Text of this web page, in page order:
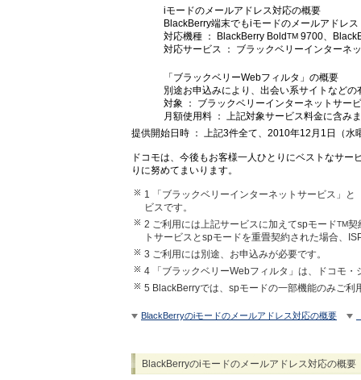
iモードのメールアドレス対応の概要
BlackBerry端末でもiモードのメールアドレ
対応機種 ： BlackBerry BoldTM 9700、
対応サービス ： ブラックベリーインターネ
「ブラックベリーWebフィルタ」の概要
別途お申込みにより、出会い系サイトなど
対象 ： ブラックベリーインターネットサー
月額使用料 ： 上記対象サービス料金に含み
提供開始日時 ： 上記3件全て、2010年12月1日（水
ドコモは、今後もお客様一人ひとりにベストなサ
りに努めてまいります。
1 「ブラックベリーインターネットサービス」
ビスです。
2 ご利用には上記サービスに加えてspモードTM契
トサービスとspモードを重畳契約された場合、
3 ご利用には別途、お申込みが必要です。
4 「ブラックベリーWebフィルタ」は、ドコモ
5 BlackBerryでは、spモードの一部機能のみご
BlackBerryのiモードのメールアドレス対応の概要
BlackBerryのiモードのメールアドレス対応の概要